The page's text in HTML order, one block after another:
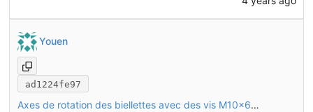
Youen
ad1224fe97
Axes de rotation des biellettes avec des vis M10x65 à filetage partiel